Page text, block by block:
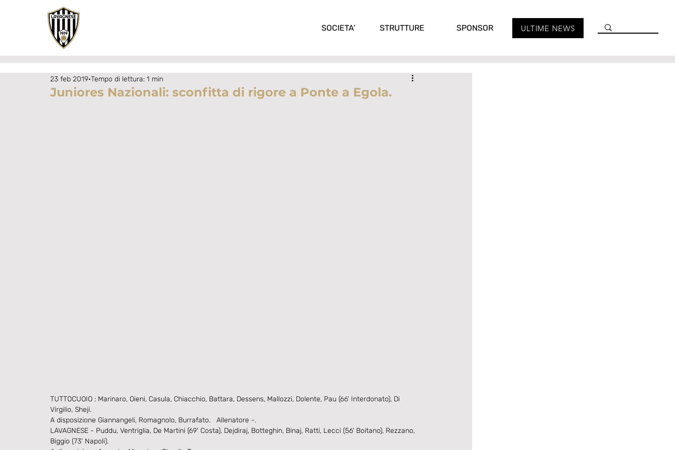
SOCIETA' STRUTTURE SPONSOR ULTIME NEWS
Juniores Nazionali: sconfitta di rigore a Ponte a Egola.
23 feb 2019 Tempo di lettura: 1 min
TUTTOCUOIO : Marinaro, Oieni, Casula, Chiacchio, Battara, Dessens, Mallozzi, Dolente, Pau (66' Interdonato), Di
Virgilio, Sheji.
A disposizione Giannangeli, Romagnolo, Burrafato.   Allenatore -.
LAVAGNESE - Puddu, Ventriglia, De Martini (69' Costa), Dejdiraj, Botteghin, Binaj, Ratti, Lecci (56' Boitano), Rezzano,
Biggio (73' Napoli).